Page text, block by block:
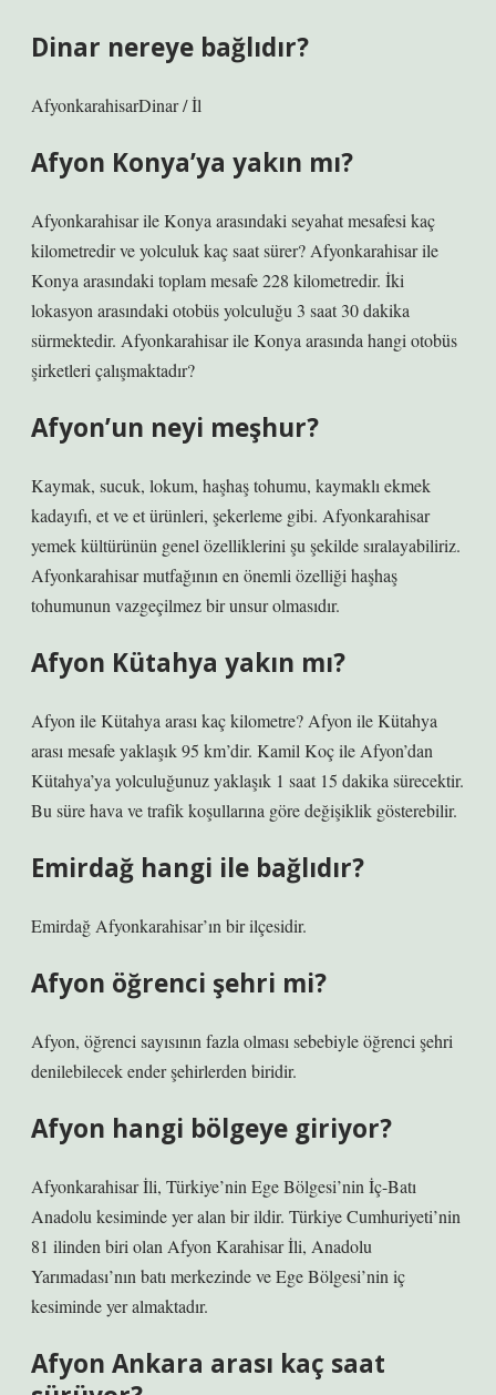
Dinar nereye bağlıdır?
AfyonkarahisarDinar / İl
Afyon Konya’ya yakın mı?
Afyonkarahisar ile Konya arasındaki seyahat mesafesi kaç
kilometredir ve yolculuk kaç saat sürer? Afyonkarahisar ile
Konya arasındaki toplam mesafe 228 kilometredir. İki
lokasyon arasındaki otobüs yolculuğu 3 saat 30 dakika
sürmektedir. Afyonkarahisar ile Konya arasında hangi otobüs
şirketleri çalışmaktadır?
Afyon’un neyi meşhur?
Kaymak, sucuk, lokum, haşhaş tohumu, kaymaklı ekmek
kadayıfı, et ve et ürünleri, şekerleme gibi. Afyonkarahisar
yemek kültürünün genel özelliklerini şu şekilde sıralayabiliriz.
Afyonkarahisar mutfağının en önemli özelliği haşhaş
tohumunun vazgeçilmez bir unsur olmasıdır.
Afyon Kütahya yakın mı?
Afyon ile Kütahya arası kaç kilometre? Afyon ile Kütahya
arası mesafe yaklaşık 95 km’dir. Kamil Koç ile Afyon’dan
Kütahya’ya yolculuğunuz yaklaşık 1 saat 15 dakika sürecektir.
Bu süre hava ve trafik koşullarına göre değişiklik gösterebilir.
Emirdağ hangi ile bağlıdır?
Emirdağ Afyonkarahisar’ın bir ilçesidir.
Afyon öğrenci şehri mi?
Afyon, öğrenci sayısının fazla olması sebebiyle öğrenci şehri
denilebilecek ender şehirlerden biridir.
Afyon hangi bölgeye giriyor?
Afyonkarahisar İli, Türkiye’nin Ege Bölgesi’nin İç-Batı
Anadolu kesiminde yer alan bir ildir. Türkiye Cumhuriyeti’nin
81 ilinden biri olan Afyon Karahisar İli, Anadolu
Yarımadası’nın batı merkezinde ve Ege Bölgesi’nin iç
kesiminde yer almaktadır.
Afyon Ankara arası kaç saat